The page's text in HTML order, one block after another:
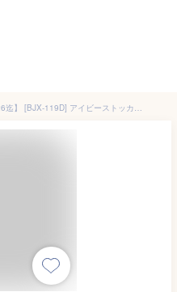
【300円OFFクーポン有★2024/2/26迄】 [BJX-119D] アイビーストッカー ドア型収納庫 BJXタイプ イナバ 物置 全面棚タイプ 屋根タイプ：標準型 耐荷重タイプ：一般型 【送料無料】【大型重量品につき特別配送】【代引不可】